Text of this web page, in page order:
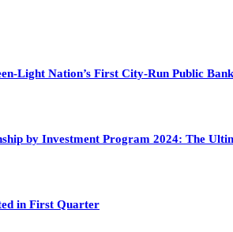
Light Nation’s First City-Run Public Bank
by Investment Program 2024: The
in First Quarter